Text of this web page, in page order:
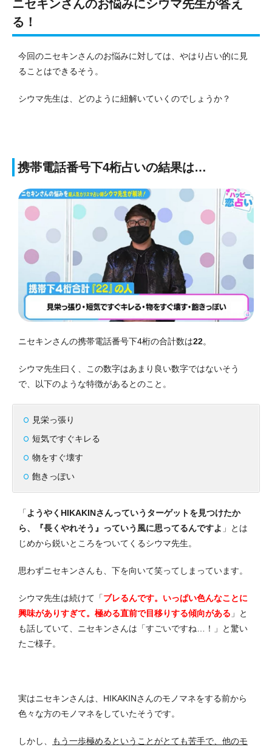
ニセキンさんのお悩みにシウマ先生が答え
る！
今回のニセキンさんのお悩みに対しては、やはり占い的に見
ることはできるそう。
シウマ先生は、どのように紐解いていくのでしょうか？
携帯電話番号下4桁占いの結果は…
ニセキンさんの携帯電話番号下4桁の合計数は22。
シウマ先生曰く、この数字はあまり良い数字ではないそう
で、以下のような特徴があるとのこと。
見栄っ張り
短気ですぐキレる
物をすぐ壊す
飽きっぽい
「 ようやくHIKAKINさんっていうターゲットを見つけたか
ら、『長くやれそう』っていう風に思ってるんですよ 」とは
じめから鋭いところをついてくるシウマ先生。
思わずニセキンさんも、下を向いて笑ってしまっています。
シウマ先生は続けて「ブレるんです。いっぱい色んなことに
興味がありすぎて。極める直前で目移りする傾向がある 」と
も話していて、ニセキンさんは「すごいですね…！」と驚い
たご様子。
実はニセキンさんは、HIKAKINさんのモノマネをする前から
色々な方のモノマネをしていたそうです。
しかし、
もう一歩極めるということがとても苦手で、他のモ